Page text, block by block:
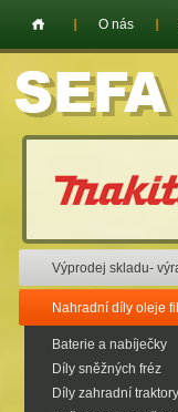
O nás
Výprodej skladu-
Nahradní díly oleje
Baterie a nabíječky
Díly sněžných fréz
Díly zahradní traktory